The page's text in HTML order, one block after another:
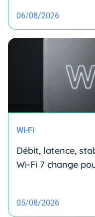
06/08/2026
Wi-Fi
Débit, latence,
Wi-Fi 7 change
05/08/2026